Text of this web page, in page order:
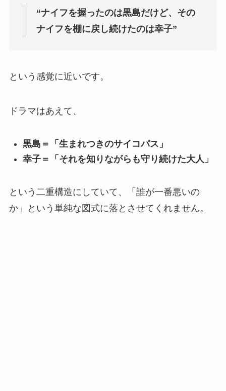
“ナイフを握ったのは黒島だけど、その
ナイフを棚に戻し続けたのは幸子”
という感覚に近いです。
ドラマはあえて、
黒島＝「生まれつきのサイコパス」
幸子＝「それを知りながらも守り続けた大人」
という二重構造にしていて、「誰が一番悪いの
か」という単純な図式に落とさせてくれません。